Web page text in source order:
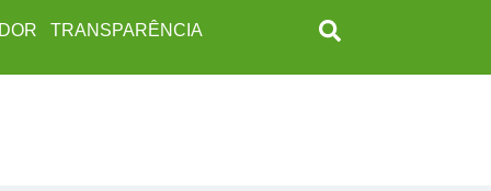
TRANSPARÊNCIA